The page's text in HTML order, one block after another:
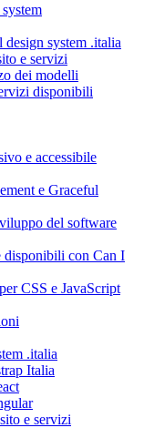
system .italia
e servizi
dei modelli
disponibili
e accessibile
e Graceful
del software
disponibili con Can I
CSS e JavaScript
.italia
Italia
e servizi